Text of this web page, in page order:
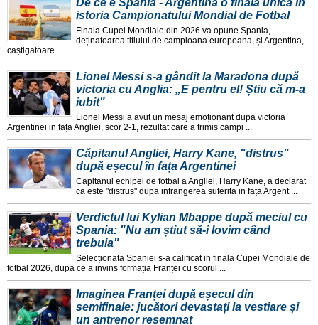
De ce e Spania - Argentina o finală unică în
istoria Campionatului Mondial de Fotbal
Finala Cupei Mondiale din 2026 va opune Spania,
deținatoarea titlului de campioana europeana, și Argentina,
caștigatoare ...
Lionel Messi s-a gândit la Maradona după
victoria cu Anglia: „E pentru el! Știu că m-a
iubit"
Lionel Messi a avut un mesaj emoționant dupa victoria
Argentinei in fața Angliei, scor 2-1, rezultat care a trimis campi ...
Căpitanul Angliei, Harry Kane, "distrus"
după eșecul în fața Argentinei
Capitanul echipei de fotbal a Angliei, Harry Kane, a declarat
ca este "distrus" dupa infrangerea suferita in fața Argent ...
Verdictul lui Kylian Mbappe după meciul cu
Spania: "Nu am știut să-i lovim când
trebuia"
Selecționata Spaniei s-a calificat in finala Cupei Mondiale de
fotbal 2026, dupa ce a invins formația Franței cu scorul ...
Imaginea Franței după eșecul din
semifinale: jucători devastați la vestiare și
un antrenor resemnat